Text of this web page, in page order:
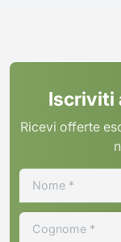
Iscriviti
Ricevi offerte